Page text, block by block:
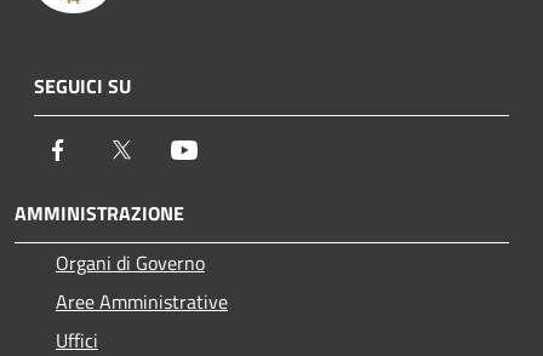
SEGUICI SU
Facebook Twitter
AMMINISTRAZIONE
Organi di Governo
Aree Amministrative
Uffici